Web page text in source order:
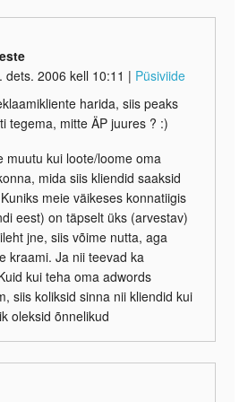
dets. 2006 kell 10:11 | Püsiviide
harida, siis peaks
tegema, mitte ÄP juures ? :)
muutu kui loote/loome oma
mida siis kliendid saaksid
meie väikeses konnatiigis
eest) on täpselt üks (arvestav)
jne, siis võime nutta, aga
kraami. Ja nii teevad ka
kui teha oma adwords
siis koliksid sinna nii kliendid kui
oleksid õnnelikud